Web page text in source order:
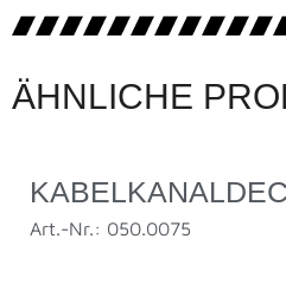
ÄHNLICHE
Art.-Nr.: 050.0075